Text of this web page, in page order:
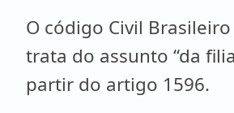
O código Civil
trata do assunto “da
partir do artigo 1596.